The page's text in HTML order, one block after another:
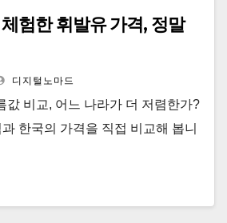
험한 휘발유 가격, 정말
디지털노마드
값 비교, 어느 나라가 더 저렴한가?
한국의 가격을 직접 비교해 봅니